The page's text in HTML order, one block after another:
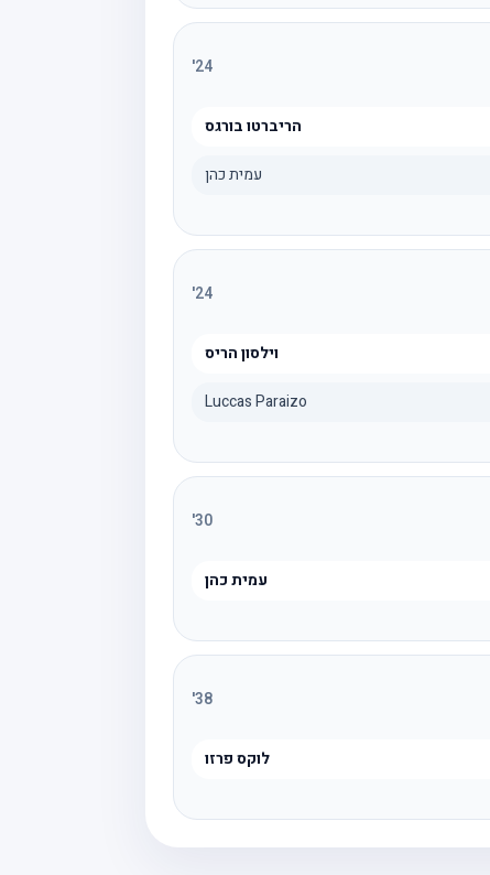
24
'
הריברטו בורגס
עמית כהן
24
'
וילסון הריס
Luccas Paraizo
30
'
עמית כהן
38
'
לוקס פרזו